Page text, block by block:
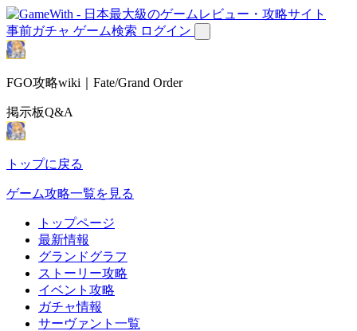
事前ガチャ ゲーム検索 ログイン
FGO攻略wiki｜Fate/Grand Order
掲示板Q&A
トップに戻る
ゲーム攻略一覧を見る
トップページ
最新情報
グランドグラフ
ストーリー攻略
イベント攻略
ガチャ情報
サーヴァント一覧